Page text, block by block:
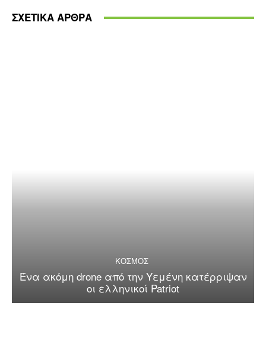
ΣΧΕΤΙΚΑ ΑΡΘΡΑ
ΚΟΣΜΟΣ
Ένα ακόμη drone από την Υεμένη κατέρριψαν
οι ελληνικοί Patriot